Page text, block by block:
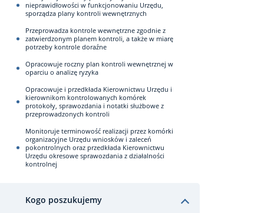
nieprawidłowości w funkcjonowaniu Urzędu,
sporządza plany kontroli wewnętrznych
Przeprowadza kontrole wewnętrzne zgodnie z
zatwierdzonym planem kontroli, a także w miarę
potrzeby kontrole doraźne
Opracowuje roczny plan kontroli wewnętrznej w
oparciu o analizę ryzyka
Opracowuje i przedkłada Kierownictwu Urzędu i
kierownikom kontrolowanych komórek
protokoły, sprawozdania i notatki służbowe z
przeprowadzonych kontroli
Monitoruje terminowość realizacji przez komórki
organizacyjne Urzędu wniosków i zaleceń
pokontrolnych oraz przedkłada Kierownictwu
Urzędu okresowe sprawozdania z działalności
kontrolnej
Kogo poszukujemy